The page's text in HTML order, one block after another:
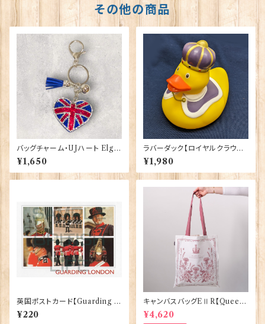
その他の商品
バッグチャーム・UJハート Elgat
e Products 90421
¥1,650
ラバーダック【ロイヤルクラウン】
Elgate Products 90344
¥1,980
英国ポストカード【Guarding L
ondon】Jadges 90339-04
¥220
キャンバスバッグEⅡR【Queen
ElizabethⅡ Commemorativ
e】Victoria Eggs 90332
¥4,620